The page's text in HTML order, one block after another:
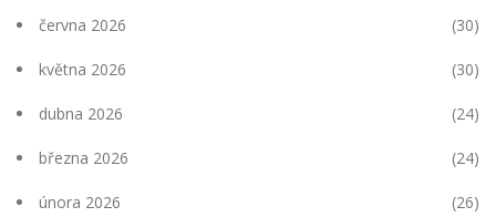
června 2026 (30)
května 2026 (30)
dubna 2026 (24)
března 2026 (24)
února 2026 (26)